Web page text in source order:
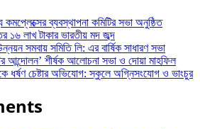
কমপ্লেক্সের ব্যবস্থাপনা কমিটির সভা অনুষ্ঠিত
১৬ লাখ টাকার ভারতীয় মদ জব্দ
সমবায় সমিতি লি: এর বার্ষিক সাধারণ সভা
আন্দোলন’ শীর্ষক আলোচনা সভা ও দোয়া মাহফিল
ধর্ষণ চেষ্টার অভিযোগ: স্কুলে অগ্নিসংযোগ ও ভাংচুর